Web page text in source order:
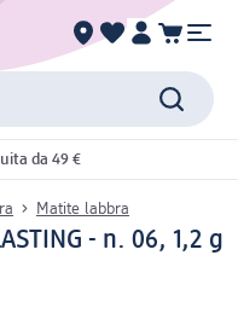
da 49 €
Matite labbra
- n. 06, 1,2 g